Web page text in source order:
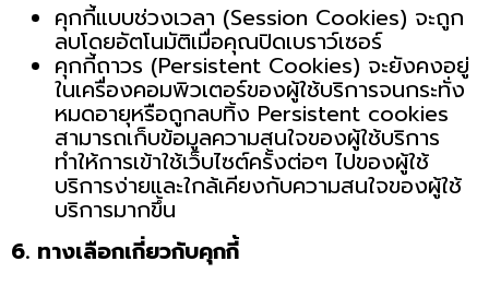
คุกกี้แบบช่วงเวลา (Session Cookies) จะถูก
ลบโดยอัตโนมัติเมื่อคุณปิดเบราว์เซอร์
คุกกี้ถาวร (Persistent Cookies) จะยังคงอยู่
ในเครื่องคอมพิวเตอร์ของผู้ใช้บริการจนกระทั่ง
หมดอายุหรือถูกลบทิ้ง Persistent cookies
สามารถเก็บข้อมูลความสนใจของผู้ใช้บริการ
ทำให้การเข้าใช้เว็บไซต์ครั้งต่อๆ ไปของผู้ใช้
บริการง่ายและใกล้เคียงกับความสนใจของผู้ใช้
บริการมากขึ้น
6. ทางเลือกเกี่ยวกับคุกกี้